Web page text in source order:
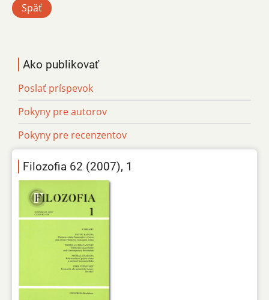
Späť
Ako publikovať
Poslať príspevok
Pokyny pre autorov
Pokyny pre recenzentov
Filozofia 62 (2007), 1